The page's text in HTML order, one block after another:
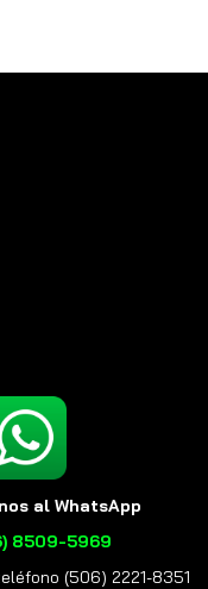
al WhatsApp
8509-5969
(506) 2221-8351